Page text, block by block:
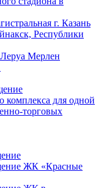
г. Казань
Республики
Мерлен
комплекса для одной
торговых
ЖК «Красные